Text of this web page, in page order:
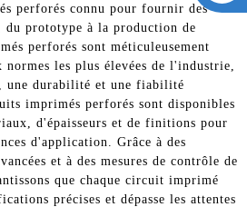
perforés connu pour fournir des
du prototype à la production de
perforés sont méticuleusement
normes les plus élevées de l'industrie,
une durabilité et une fiabilité
imprimés perforés sont disponibles
d'épaisseurs et de finitions pour
d'application. Grâce à des
et à des mesures de contrôle de
que chaque circuit imprimé
précises et dépasse les attentes